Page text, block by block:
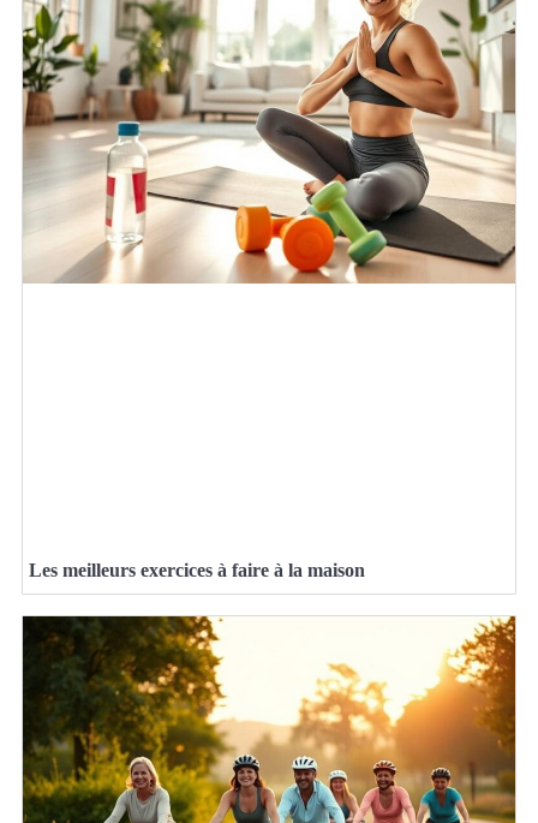
Les meilleurs exercices à faire à la maison